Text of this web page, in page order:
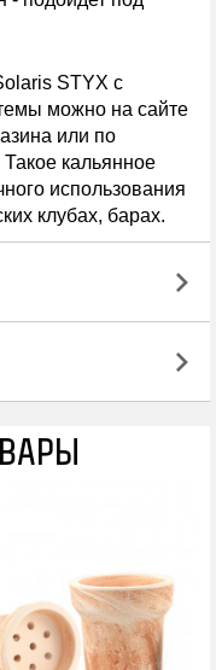
STYX с
можно на сайте
или по
кальянное
использования
клубах, барах.